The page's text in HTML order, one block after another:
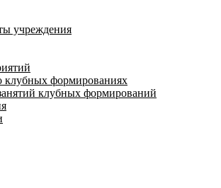
учреждения
клубных формированиях
клубных формирований